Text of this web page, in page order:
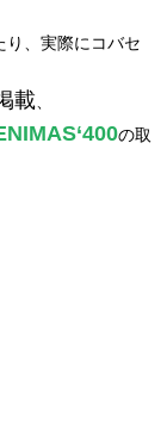
り、実際にコバセ
載、
の取